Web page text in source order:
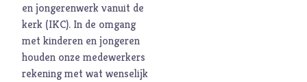
Klimaat
Kwetsbaarheid
L
Levensstijl
Liefde
en jongerenwerk vanuit de
kerk (IKC). In de omgang
met kinderen en jongeren
houden onze medewerkers
rekening met wat wenselijk